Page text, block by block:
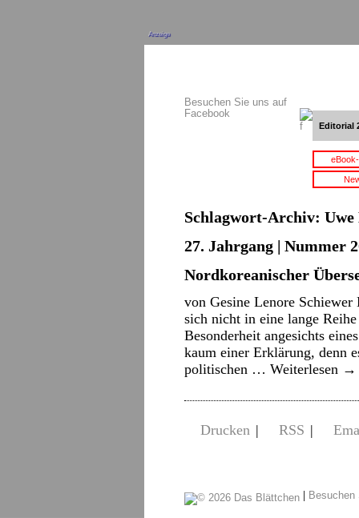
Anzeige
Besuchen Sie uns auf
Facebook
Editorial
Schlagwort-Archiv:
27. Jahrgang | Nummer
Nordkoreanischer
von Gesine Lenore
sich nicht in eine lange
Besonderheit angesichts
kaum einer Erklärung, denn
politischen … Weiterlesen →
Drucken | RSS |
|